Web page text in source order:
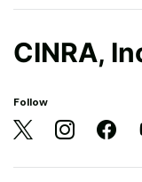
CINRA,
Follow